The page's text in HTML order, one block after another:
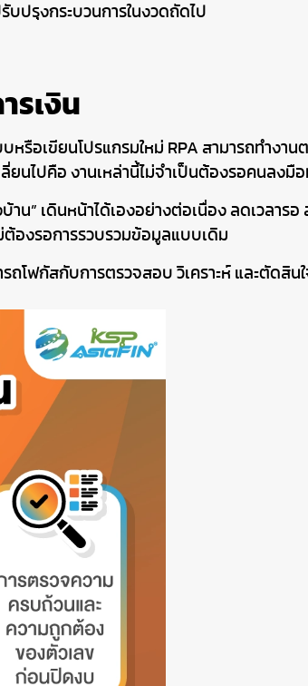
ปรุงกระบวนการในงวดถัดไป
รเงิน
หรือเขียนโปรแกรมใหม่ RPA สามารถทำงา
ยนไปคือ งานเหล่านี้ไม่จำเป็นต้องรอคนลงมื
าน” เดินหน้าได้เองอย่างต่อเนื่อง ลดเวลารอ
องรอการรวบรวมข้อมูลแบบเดิม
ถโฟกัสกับการตรวจสอบ วิเคราะห์ และตัดสิน